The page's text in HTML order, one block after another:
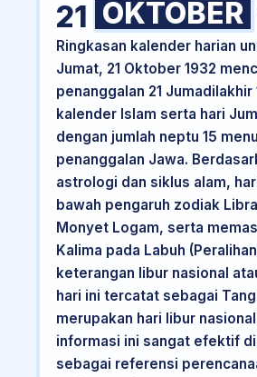
21 OKTOBER
Ringkasan kalender harian
Jumat, 21 Oktober 1932
penanggalan 21 Jumadilakhir
kalender Islam serta hari
dengan jumlah neptu 15
penanggalan Jawa.
astrologi dan siklus alam,
bawah pengaruh zodiak
Monyet Logam, serta
Kalima pada Labuh
keterangan libur nasional
hari ini tercatat sebagai
merupakan hari libur
informasi ini sangat efektif
sebagai referensi